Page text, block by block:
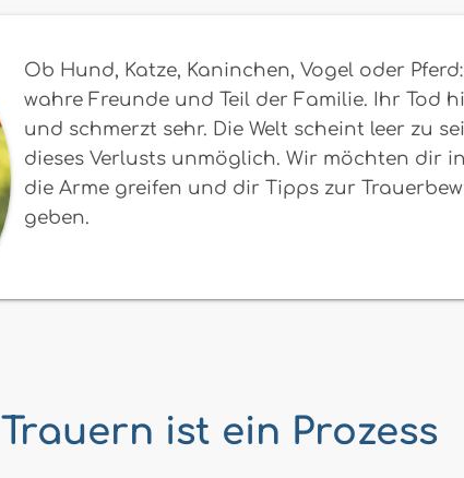
Ob Hund, Katze, Kaninchen, Vogel oder
wahre Freunde und Teil der Familie. Ihr Tod
und schmerzt sehr. Die Welt scheint leer zu
dieses Verlusts unmöglich. Wir möchten dir
die Arme greifen und dir Tipps zur
geben.
Trauern ist ein Prozess